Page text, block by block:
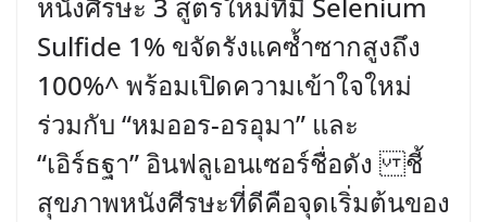
หนังศีรษะ 3 สูตรใหม่ที่มี Selenium
Sulfide 1% ขจัดรังแคซ้ำซากสูงถึง
100%^ พร้อมเปิดความเข้าใจใหม่
ร่วมกับ “หมออร-อรอุมา” และ
“เอิร์ธฐา” อินฟลูเอนเซอร์ชื่อดัง ชี้
สุขภาพหนังศีรษะที่ดีคือจุดเริ่มต้นของ